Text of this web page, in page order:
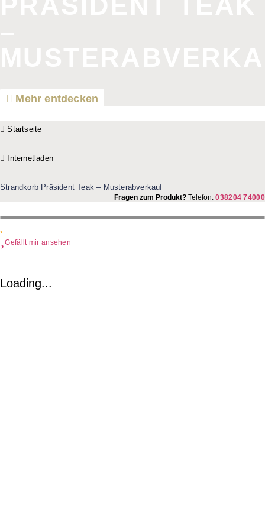
Mehr entdecken
Startseite
Internetladen
Strandkorb Präsident Teak – Musterabverkauf
Fragen zum Produkt? Telefon:038204 74000
Gefällt mir ansehen
Loading...